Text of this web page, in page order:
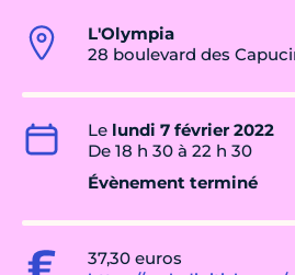
L'Olympia
28 boulevard des
Le lundi 7 février 2022
De 18 h 30 à 22 h 30
Évènement terminé
37,30 euros